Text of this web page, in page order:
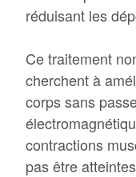
réduisant les
Ce traitement
cherchent à
corps sans
contractions
pas être